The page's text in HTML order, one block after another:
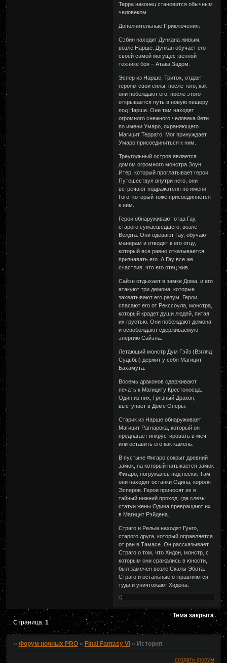
Терра наконец становится обычным
человеком.
Дополнительные Приключения:
Сэбин находит Дункана живым,
возле Нарше. Дункан обучает его
своей самой могущественной
технике боя – Атака Задом.
Эспер из Нарше, Тритох, отдает
героям свои силы, после того, как
они побеждают его; после этого
открывается путь в новую пещеру
под Нарше. Они там находят
огромного снежного человека йети
по имени Умаро, охраняющего
Магицит Террато. Мог принуждает
Умаро присоединиться к ним.
Треугольный остров является
домом огромного монстра Зоун
Итер, который проглатывает герои.
Путешествуя внутри него, они
встречают подражателя по имени
Гого, который тоже присоединяется
к ним.
Герои обнаруживают отца Гау,
старого сумасшедшего, возле
Велдта. Они одевают Гау, обучают
манерам и отводят к его отцу,
который все равно отказывается
признавать его. А Гау все же
счастлив, что его отец жив.
Сайэн отдыхает в замке Дома, и его
атакуют три демона, которые
захватывают его разум. Герои
спасают его от Рекссоула, монстра,
который крадет души людей, питая
их грустью. Они побеждают демона
и освобождают сдерживаемую
энергию Сайэна.
Летающий монстр Дум Гэйз (Взгляд
Судьбы) держит у себя Магицит
Бахамута.
Восемь драконов сдерживают
печать к Магициту Крестоносца.
Один из них, Грязный Дракон,
выступает в Доме Оперы.
Старик из Нарше обнаруживает
Магицит Рагнарока, который он
предлагает инкрустировать в меч
или оставить его как камень.
В пустыне Фигаро сокрыт древний
замок, на который натыкается замок
Фигаро, погружаясь под пески. Там
они находят останки Одина, короля
Эсперов. Герои приносят их в
тайный нижний проход, где слезы
статуи жены Одина превращают их
в Магицит Рэйдена.
Страго и Рельм находят Гунго,
старого друга, который оправляется
от ран в Тамасе. Он рассказывает
Страго о том, что Хидон, монстр, с
которым они сражались в юности,
был замечен возле Скалы Эбота.
Страго и остальные отправляются
туда и уничтожают Хидона.
0
Тема закрыта
Страница: 1
» Форум ночных PRO » Final Fantasy VI » История
создать форум